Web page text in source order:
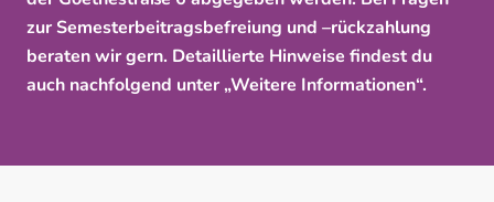
zur Semesterbeitragsbefreiung und –rückzahlung
beraten wir gern. Detaillierte Hinweise findest du
auch nachfolgend unter „Weitere Informationen“.